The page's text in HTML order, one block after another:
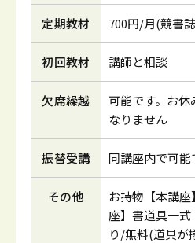
定期教材 700円/月(競書
初回教材 講師と相談
欠席繰越
可能です。お休
なりません
振替受講 同講座内で可能
その他
お持物【本講
座】書道具一
り/無料(道具が